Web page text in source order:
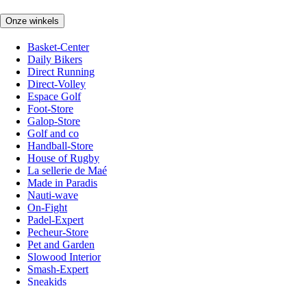
Onze winkels
Basket-Center
Daily Bikers
Direct Running
Direct-Volley
Espace Golf
Foot-Store
Galop-Store
Golf and co
Handball-Store
House of Rugby
La sellerie de Maé
Made in Paradis
Nauti-wave
On-Fight
Padel-Expert
Pecheur-Store
Pet and Garden
Slowood Interior
Smash-Expert
Sneakids